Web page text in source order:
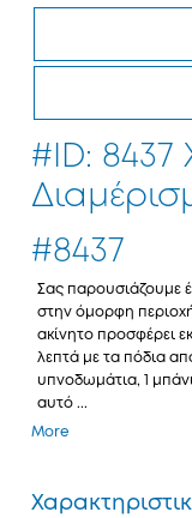
#ID: 8437
#8437
Σας παρουσιάζουμε
στην όμορφη
ακίνητο προσφέρει
λεπτά με τα πόδια
υπνοδωμάτια, 1
αυτό ...
More